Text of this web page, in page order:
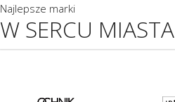
Najlepsze marki
W SERCU MIASTA